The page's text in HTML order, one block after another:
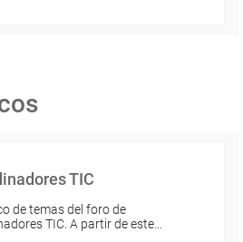
TIC
de temas del foro de
TIC. A partir de este…